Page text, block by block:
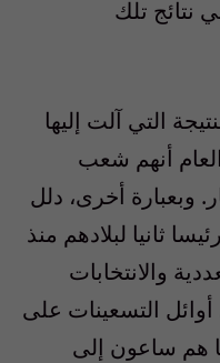
نتائج تلك
التي آلت إليها
أنهم شعب
وبعبارة أخرى، دلل
ثانيا لبلادهم منذ
والانتخابات
التسعينات على
هم ساعون إلى